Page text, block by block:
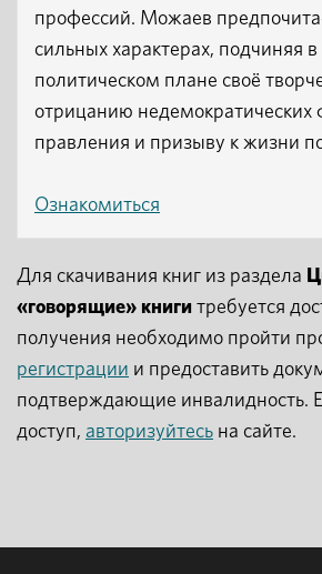
профессий. Можаев
сильных характерах, подчиняя
политическом плане своё
отрицанию недемократических
правления и призыву к жизни
Ознакомиться
Для скачивания книг из раздела
«говорящие» книги требуется
получения необходимо пройти
регистрации и предоставить
подтверждающие инвалидность.
доступ, авторизуйтесь на сайте.